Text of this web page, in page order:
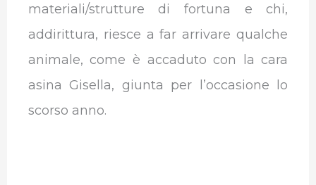
materiali/strutture di fortuna e chi,
addirittura, riesce a far arrivare qualche
animale, come è accaduto con la cara
asina Gisella, giunta per l’occasione lo
scorso anno.